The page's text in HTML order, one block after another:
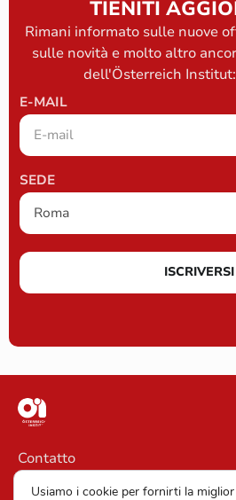
TIENITI
Rimani informato sulle nuove
sulle novità e molto altro
dell'Österreich
E-MAIL
SEDE
ISCRIVERSI
Contatto
Informazioni legali
Usiamo i cookie per fornirti la